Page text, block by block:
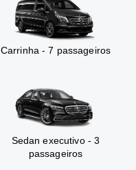
Carrinha - 7 passageiros
Sedan executivo - 3
passageiros